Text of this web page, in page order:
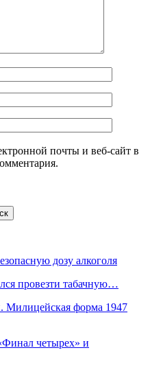
почты и веб-сайт в
дозу алкоголя
провезти табачную…
Милицейская форма 1947
четырех» и